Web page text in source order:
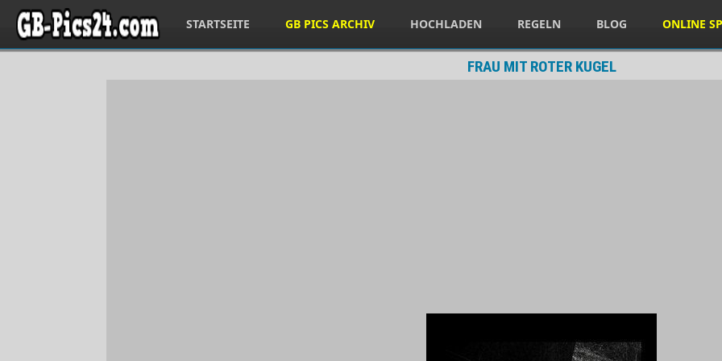
STARTSEITE GB PICS ARCHIV HOCHLADEN REGELN BLOG ONLINE
FRAU MIT ROTER KUGEL